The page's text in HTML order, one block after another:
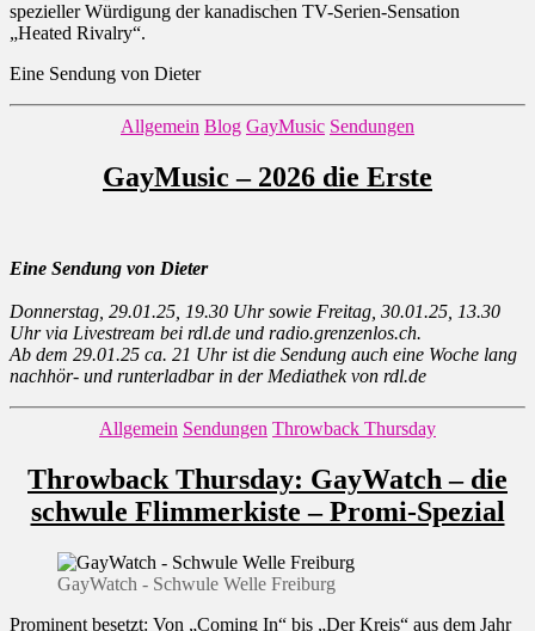
spezieller Würdigung der kanadischen TV-Serien-Sensation
„Heated Rivalry“.
Eine Sendung von Dieter
Kategorien
Allgemein Blog GayMusic Sendungen
GayMusic – 2026 die Erste
Eine Sendung von Dieter
Donnerstag, 29.01.25, 19.30 Uhr sowie Freitag, 30.01.25, 13.30
Uhr via Livestream bei rdl.de und radio.grenzenlos.ch.
Ab dem 29.01.25 ca. 21 Uhr ist die Sendung auch eine Woche lang
nachhör- und runterladbar in der Mediathek von rdl.de
Kategorien
Allgemein Sendungen Throwback Thursday
Throwback Thursday: GayWatch – die
schwule Flimmerkiste – Promi-Spezial
GayWatch - Schwule Welle Freiburg
Prominent besetzt: Von „Coming In“ bis „Der Kreis“ aus dem Jahr